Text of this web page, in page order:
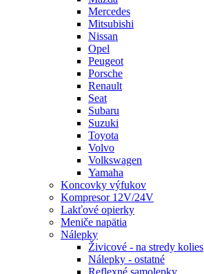
Mercedes
Mitsubishi
Nissan
Opel
Peugeot
Porsche
Renault
Seat
Subaru
Suzuki
Toyota
Volvo
Volkswagen
Yamaha
Koncovky výfukov
Kompresor 12V/24V
Lakťové opierky
Meniče napätia
Nálepky
Živicové - na stredy kolies
Nálepky - ostatné